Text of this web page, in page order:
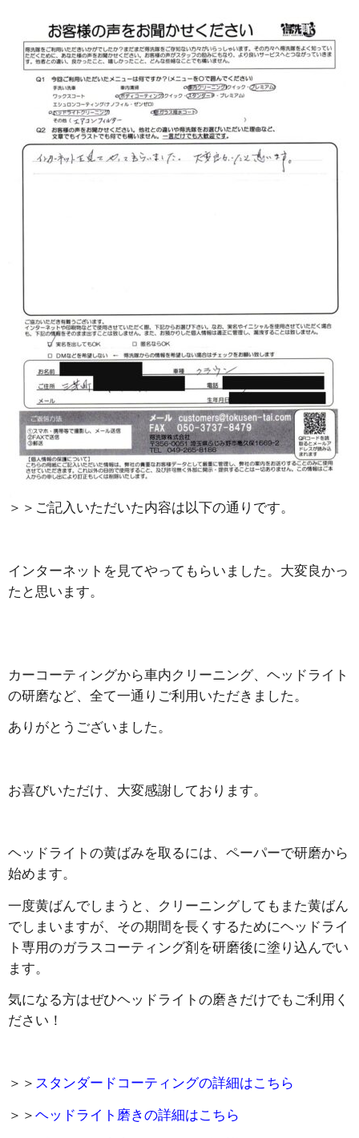
＞＞ご記入いただいた内容は以下の通りです。
インターネットを見てやってもらいました。大変良かっ
たと思います。
カーコーティングから車内クリーニング、ヘッドライト
の研磨など、全て一通りご利用いただきました。
ありがとうございました。
お喜びいただけ、大変感謝しております。
ヘッドライトの黄ばみを取るには、ペーパーで研磨から
始めます。
一度黄ばんでしまうと、クリーニングしてもまた黄ばん
でしまいますが、その期間を長くするためにヘッドライ
ト専用のガラスコーティング剤を研磨後に塗り込んでい
ます。
気になる方はぜひヘッドライトの磨きだけでもご利用く
ださい！
＞＞ スタンダードコーティングの詳細はこちら
＞＞ ヘッドライト磨きの詳細はこちら